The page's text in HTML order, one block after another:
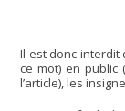
Il est donc interdit
ce mot) en
l’article), les